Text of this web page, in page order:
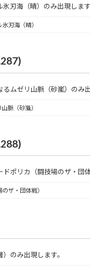
氷刃海（晴）のみ出現します
刃海（晴）
るムゼリ山脈（砂嵐）のみ
脈（砂嵐）
ドポリカ（闘技場のザ・団
ザ・団体戦）
のみ出現します。